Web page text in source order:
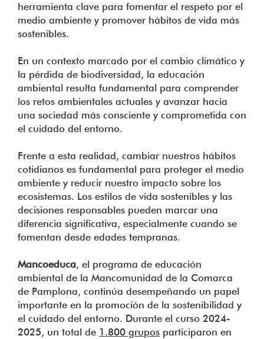
herramienta clave para fomentar el respeto por el
medio ambiente y promover hábitos de vida más
sostenibles.
En un contexto marcado por el cambio climático y
la pérdida de biodiversidad, la educación
ambiental resulta fundamental para comprender
los retos ambientales actuales y avanzar hacia
una sociedad más consciente y comprometida con
el cuidado del entorno.
Frente a esta realidad, cambiar nuestros hábitos
cotidianos es fundamental para proteger el medio
ambiente y reducir nuestro impacto sobre los
ecosistemas. Los estilos de vida sostenibles y las
decisiones responsables pueden marcar una
diferencia significativa, especialmente cuando se
fomentan desde edades tempranas.
Mancoeduca, el programa de educación
ambiental de la Mancomunidad de la Comarca
de Pamplona, continúa desempeñando un papel
importante en la promoción de la sostenibilidad y
el cuidado del entorno. Durante el curso 2024-
2025, un total de 1.800 grupos participaron en